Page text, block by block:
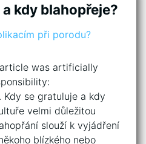
kdy blahopřeje?
was artificially
Kdy se gratuluje a kdy
velmi důležitou
slouží k vyjádření
blízkého nebo